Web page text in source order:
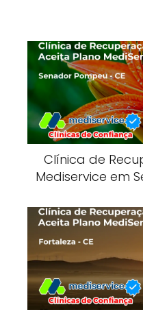
Clínica de
Mediservice em